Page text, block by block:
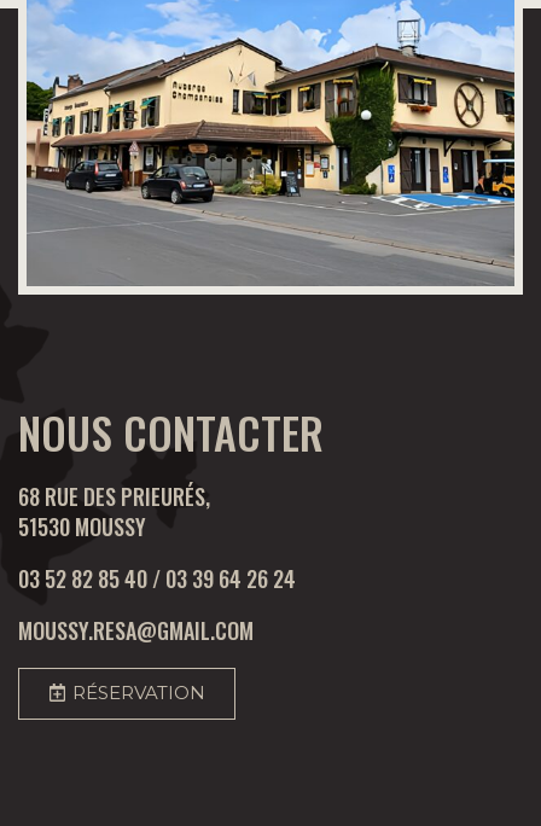
NOUS CONTACTER
68 RUE DES PRIEURÉS,
51530 MOUSSY
03 52 82 85 40 / 03 39 64 26 24
MOUSSY.RESA@GMAIL.COM
RÉSERVATION